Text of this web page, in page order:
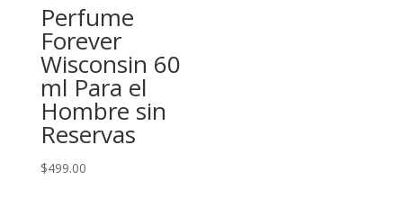
Perfume
Forever
Wisconsin 60
ml Para el
Hombre sin
Reservas
$499.00